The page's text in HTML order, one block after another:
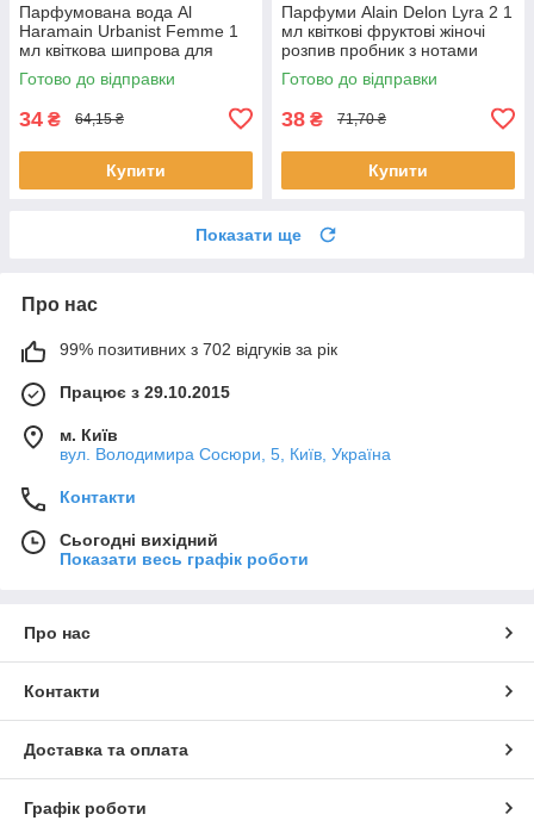
Парфумована вода Al
Haramain Urbanist Femme 1
мл квіткова шипрова для
жінок розпив пробник Аль
Харамейн
Готово до відправки
34 ₴ 64,15 ₴
Купити
Парфуми Alain Delon Lyra 2 1
мл квіткові фруктові жіночі
розпив пробник з нотами
ванілі Ален Делон
Готово до відправки
38 ₴ 71,70 ₴
Купити
Показати ще
Про нас
99% позитивних з 702 відгуків за рік
Працює з 29.10.2015
м. Київ
вул. Володимира Сосюри, 5, Київ, Україна
Контакти
Сьогодні вихідний
Показати весь графік роботи
Про нас
Контакти
Доставка та оплата
Графік роботи